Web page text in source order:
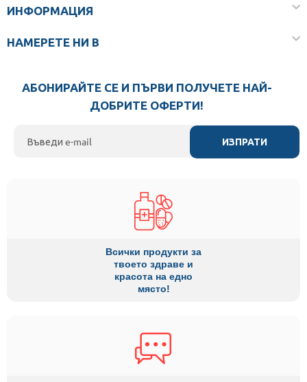
ИНФОРМАЦИЯ
НАМЕРЕТЕ НИ В
АБОНИРАЙТЕ СЕ И ПЪРВИ ПОЛУЧЕТЕ НАЙ-
ДОБРИТЕ ОФЕРТИ!
ИЗПРАТИ
Всички продукти за
твоето здраве и
красота на едно
място!